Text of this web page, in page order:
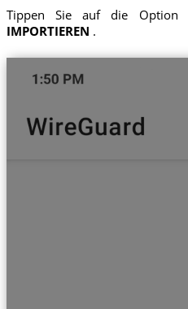
Tippen Sie auf die Option
IMPORTIEREN .